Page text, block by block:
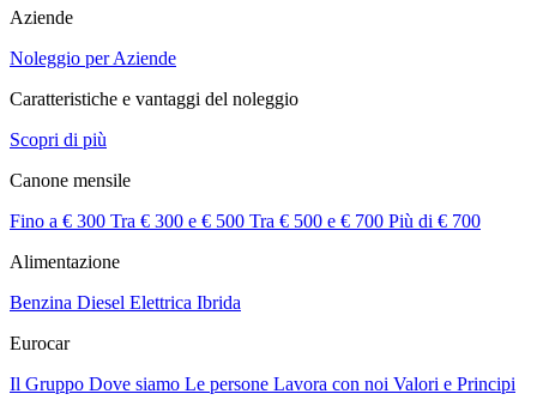
Aziende
Noleggio per Aziende
Caratteristiche e vantaggi del noleggio
Scopri di più
Canone mensile
Fino a € 300 Tra € 300 e € 500 Tra € 500 e € 700 Più di € 700
Alimentazione
Benzina Diesel Elettrica Ibrida
Eurocar
Il Gruppo Dove siamo Le persone Lavora con noi Valori e Principi